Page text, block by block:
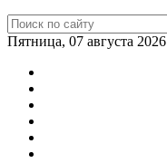
Пятница, 07 августа 2026